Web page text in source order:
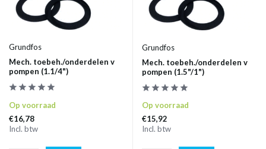
Grundfos
Mech. toebeh./onderdelen v
pompen (1.1/4")
Op voorraad
€16,78
Incl. btw
Grundfos
Mech. toebeh./onderdelen v
pompen (1.5"/1")
Op voorraad
€15,92
Incl. btw